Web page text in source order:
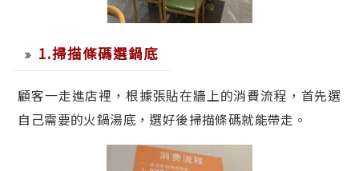
1.掃描條碼選鍋底
顧客一走進店裡，根據張貼在牆上的消費流程，首先選
自己需要的火鍋湯底，選好後掃描條碼就能帶走。